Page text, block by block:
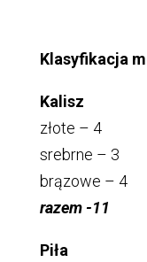
Klasyfikacja
Kalisz
złote – 4
srebrne – 3
brązowe – 4
razem -11
Piła